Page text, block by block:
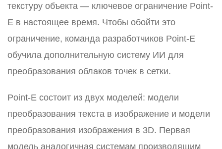
текстуру объекта — ключевое ограничение Point-
E в настоящее время. Чтобы обойти это
ограничение, команда разработчиков Point-E
обучила дополнительную систему ИИ для
преобразования облаков точек в сетки.
Point-E состоит из двух моделей: модели
преобразования текста в изображение и модели
преобразования изображения в 3D. Первая
модель аналогичная системам производящим